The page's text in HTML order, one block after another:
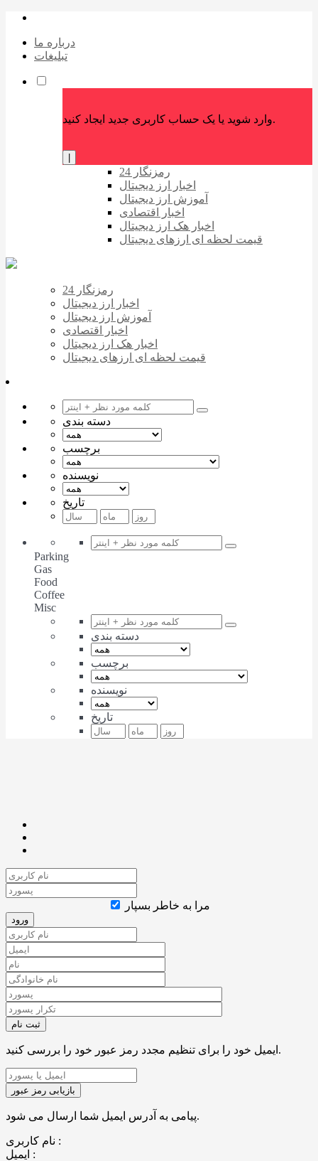
درباره ما
تبلیغات
وارد شوید یا یک حساب کاربری جدید ایجاد کنید.
رمزنگار 24
اخبار ارز دیجیتال
آموزش ارز دیجیتال
اخبار اقتصادی
اخبار هک ارز دیجیتال
قیمت لحظه ای ارزهای دیجیتال
رمزنگار 24
اخبار ارز دیجیتال
آموزش ارز دیجیتال
اخبار اقتصادی
اخبار هک ارز دیجیتال
قیمت لحظه ای ارزهای دیجیتال
دسته بندی
برچسب
نویسنده
تاریخ
Parking
Gas
Food
Coffee
Misc
دسته بندی
برچسب
نویسنده
تاریخ
مرا به خاطر بسپار
ایمیل خود را برای تنظیم مجدد رمز عبور خود را بررسی کنید.
پیامی به آدرس ایمیل شما ارسال می شود.
نام کاربری :
ایمیل :